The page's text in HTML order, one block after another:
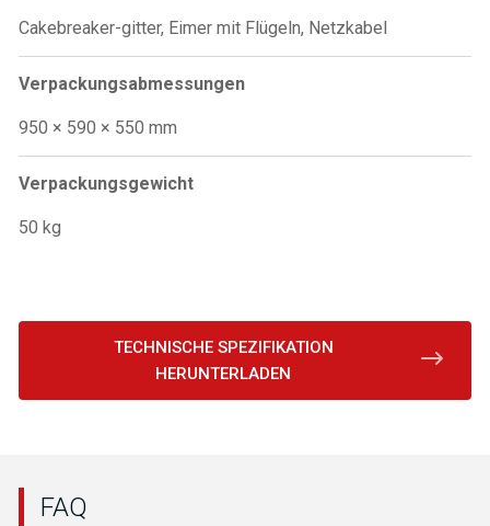
Cakebreaker-gitter, Eimer mit Flügeln, Netzkabel
Verpackungsabmessungen
950 × 590 × 550 mm
Verpackungsgewicht
50 kg
TECHNISCHE SPEZIFIKATION
HERUNTERLADEN
FAQ